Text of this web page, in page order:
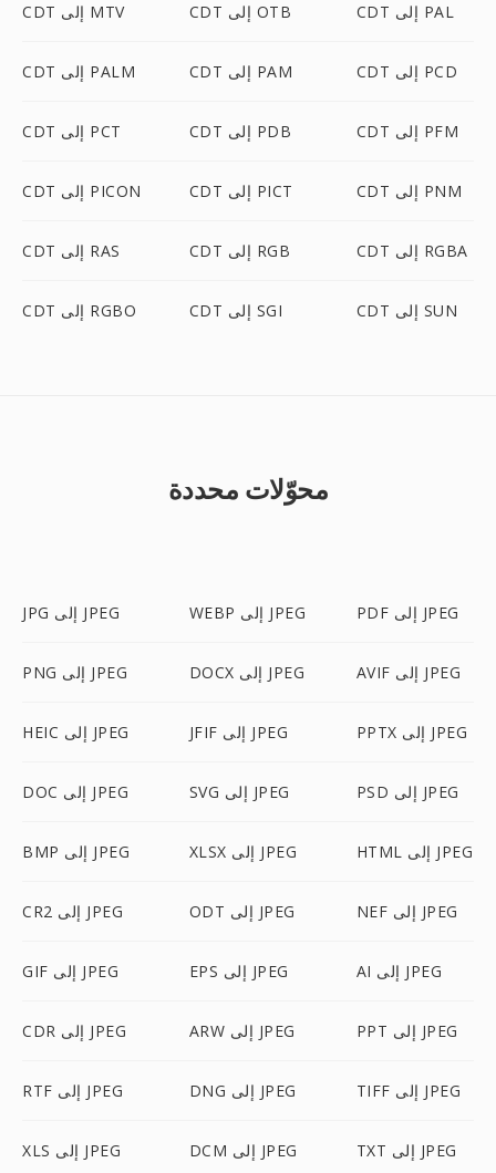
CDT إلى MTV CDT إلى OTB CDT إلى PAL
CDT إلى PALM CDT إلى PAM CDT إلى PCD
CDT إلى PCT CDT إلى PDB CDT إلى PFM
CDT إلى PICON CDT إلى PICT CDT إلى PNM
CDT إلى RAS CDT إلى RGB CDT إلى RGBA
CDT إلى RGBO CDT إلى SGI CDT إلى SUN
محوّلات محددة
JPG إلى JPEG WEBP إلى JPEG PDF إلى JPEG
PNG إلى JPEG DOCX إلى JPEG AVIF إلى JPEG
HEIC إلى JPEG JFIF إلى JPEG PPTX إلى JPEG
DOC إلى JPEG SVG إلى JPEG PSD إلى JPEG
BMP إلى JPEG XLSX إلى JPEG HTML إلى JPEG
CR2 إلى JPEG ODT إلى JPEG NEF إلى JPEG
GIF إلى JPEG EPS إلى JPEG AI إلى JPEG
CDR إلى JPEG ARW إلى JPEG PPT إلى JPEG
RTF إلى JPEG DNG إلى JPEG TIFF إلى JPEG
XLS إلى JPEG DCM إلى JPEG TXT إلى JPEG